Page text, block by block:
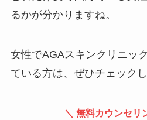
るかが分かりますね。
女性でAGAスキンクリニッ
ている方は、ぜひチェック
＼ 無料カウンセリ